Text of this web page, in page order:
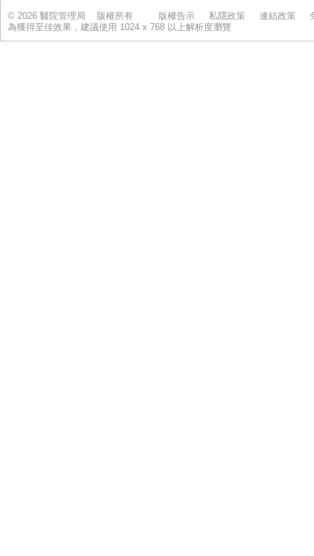
© 2026 醫院管理局 版權所有 版權告示 私隱政策 連結政策
為獲得至佳效果，建議使用 1024 x 768 以上解析度瀏覽